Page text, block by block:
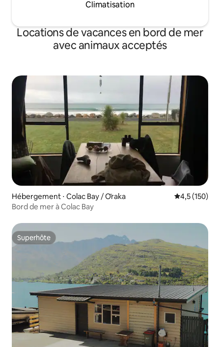
Climatisation
Locations de vacances en bord de mer
avec animaux acceptés
Hébergement ⋅ Colac Bay / Ōraka Évaluation
4,5 (150)
Bord de mer à Colac Bay
Superhôte
Superhôte